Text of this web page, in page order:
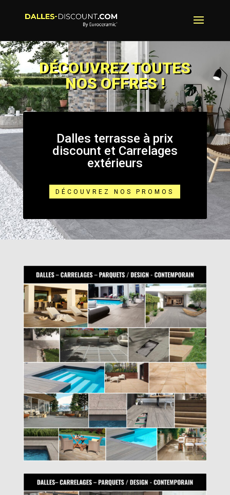
DÉCOUVREZ TOUTES
NOS OFFRES !
Dalles terrasse à prix
discount et Carrelages
extérieurs
DÉCOUVREZ NOS PROMOS